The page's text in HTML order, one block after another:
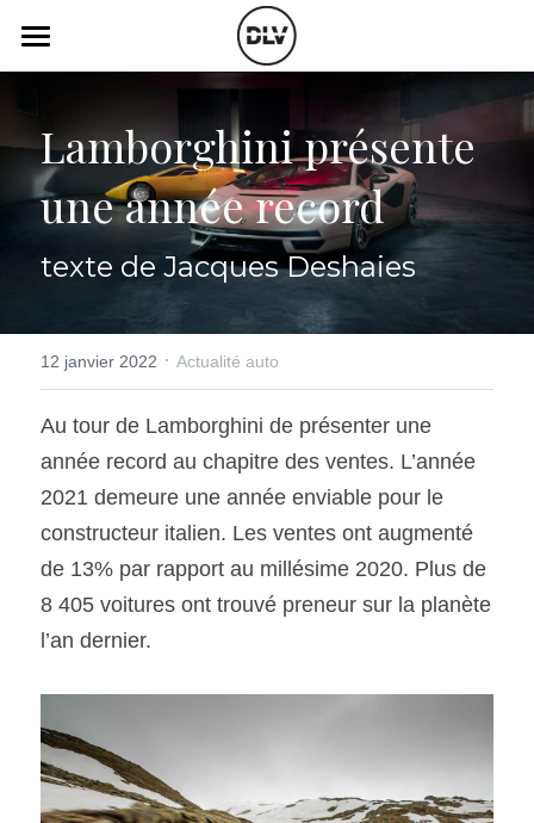
Actualité Auto
Électrique
Histoire de chars
Art Automobile
Essais Routier
Podcast
Simulateur
Assurance
Rechercher
SOUMISSION RAPIDE
ASSURANCE
Lamborghini présente
une année record
texte de Jacques Deshaies
12 janvier 2022 · Actualité auto
Au tour de Lamborghini de présenter une
année record au chapitre des ventes. L’année
2021 demeure une année enviable pour le
constructeur italien. Les ventes ont augmenté
de 13% par rapport au millésime 2020. Plus de
8 405 voitures ont trouvé preneur sur la planète
l’an dernier.
LES CATÉGORIES DE LA BOUTIQUE